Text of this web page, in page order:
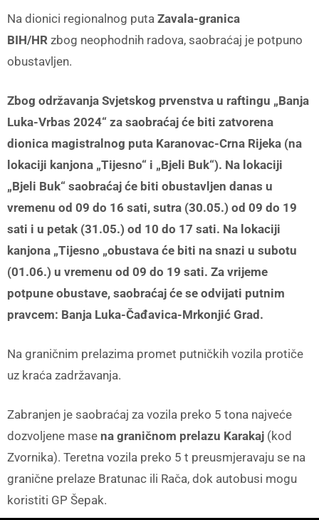
Na dionici regionalnog puta Zavala-granica
BIH/HR zbog neophodnih radova, saobraćaj je potpuno
obustavljen.
Zbog održavanja Svjetskog prvenstva u raftingu „Banja
Luka-Vrbas 2024“ za saobraćaj će biti zatvorena
dionica magistralnog puta Karanovac-Crna Rijeka (na
lokaciji kanjona „Tijesno“ i „Bjeli Buk“). Na lokaciji
„Bjeli Buk“ saobraćaj će biti obustavljen danas u
vremenu od 09 do 16 sati, sutra (30.05.) od 09 do 19
sati i u petak (31.05.) od 10 do 17 sati. Na lokaciji
kanjona „Tijesno „obustava će biti na snazi u subotu
(01.06.) u vremenu od 09 do 19 sati. Za vrijeme
potpune obustave, saobraćaj će se odvijati putnim
pravcem: Banja Luka-Čađavica-Mrkonjić Grad.
Na graničnim prelazima promet putničkih vozila protiče
uz kraća zadržavanja.
Zabranjen je saobraćaj za vozila preko 5 tona najveće
dozvoljene mase na graničnom prelazu Karakaj (kod
Zvornika). Teretna vozila preko 5 t preusmjeravaju se na
granične prelaze Bratunac ili Rača, dok autobusi mogu
koristiti GP Šepak.